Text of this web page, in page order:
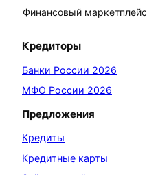
Финансовый маркетплейс
Кредиторы
Банки России 2026
МФО России 2026
Предложения
Кредиты
Кредитные карты